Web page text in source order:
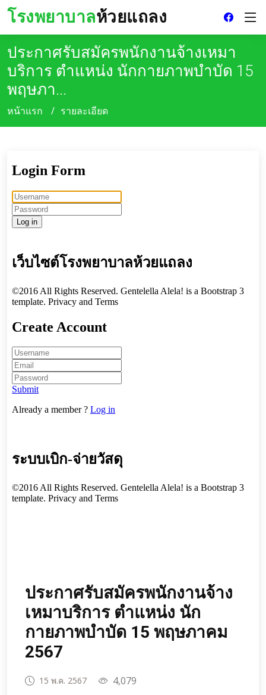
โรงพยาบาลห้วยแถลง
ประกาศรับสมัครพนักงานจ้างเหมา
บริการ ตำแหน่ง นักกายภาพบำบัด 15
พฤษภา...
หน้าแรก รายละเอียด
ประกาศรับสมัครพนักงานจ้าง
เหมาบริการ ตำแหน่ง นัก
กายภาพบำบัด 15 พฤษภาคม
2567
15 พ.ค. 2567
4,079